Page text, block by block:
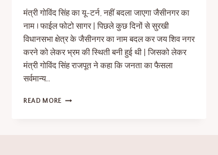
मंत्री गोविंद सिंह का यू-टर्न, नहीं बदला जाएगा जैसीनगर का
नाम ! फाईल फोटो सागर | पिछले कुछ दिनों से सुरखी
विधानसभा क्षेत्र के जैसीनगर का नाम बदल कर जय शिव नगर
करने को लेकर भ्रम की स्थिती बनी हुई थी | जिसको लेकर
मंत्री गोविंद सिंह राजपूत ने कहा कि जनता का फैसला
सर्वमान्य…
READ MORE